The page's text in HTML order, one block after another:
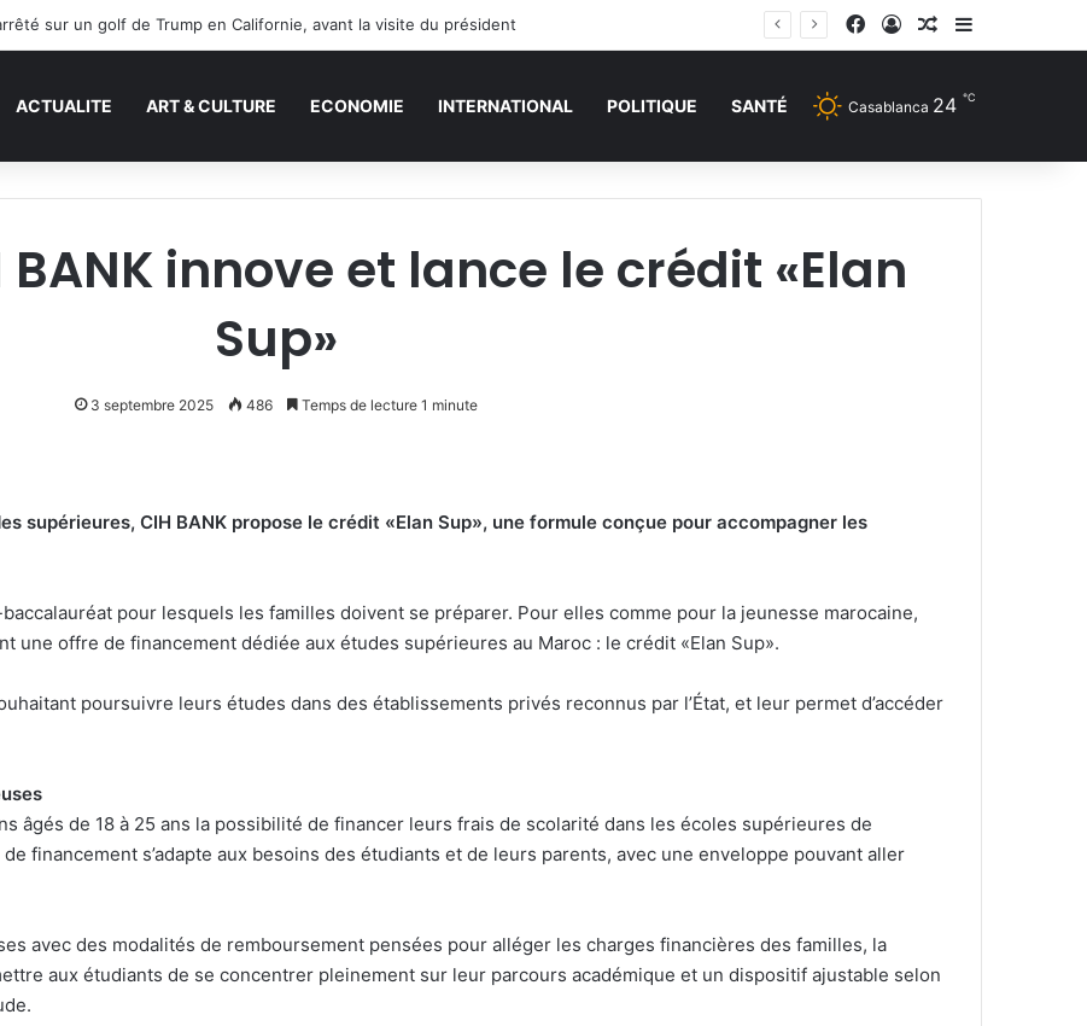
sur un golf de Trump en Californie, avant la visite du président Facebook
Connexion
Article Aléatoire
Sidebar
ACTUALITE ART & CULTURE ECONOMIE INTERNATIONAL POLITIQUE SANTÉ Casablanca 24 ℃
innove et lance le crédit «Elan
Sup»
3 septembre 2025 486 Temps de lecture 1 minute
supérieures, CIH BANK propose le crédit «Elan Sup», une formule conçue pour accompagner les
pour lesquels les familles doivent se préparer. Pour elles comme pour la jeunesse marocaine,
une offre de financement dédiée aux études supérieures au Maroc : le crédit «Elan Sup».
poursuivre leurs études dans des établissements privés reconnus par l’État, et leur permet d’accéder
âgés de 18 à 25 ans la possibilité de financer leurs frais de scolarité dans les écoles supérieures de
financement s’adapte aux besoins des étudiants et de leurs parents, avec une enveloppe pouvant aller
avec des modalités de remboursement pensées pour alléger les charges financières des familles, la
aux étudiants de se concentrer pleinement sur leur parcours académique et un dispositif ajustable selon